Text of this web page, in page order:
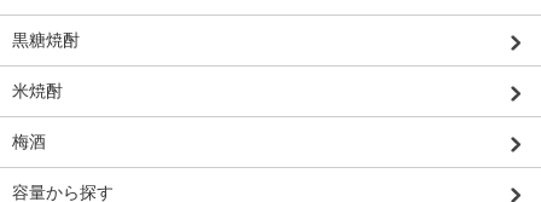
黒糖焼酎
米焼酎
梅酒
容量から探す